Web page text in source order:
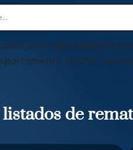
una o dos palabras y
ciudad,
de